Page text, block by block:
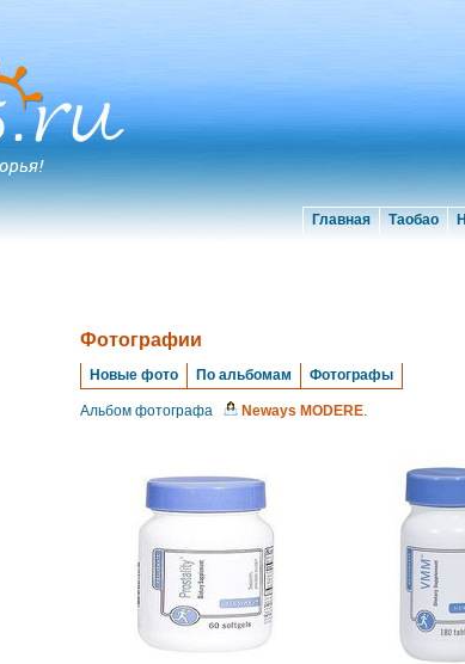
Главная Таобао
Фотографии
Новые фото По альбомам Фотографы
Альбом фотографа Neways MODERE.